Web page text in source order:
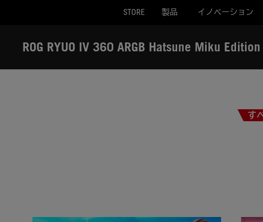
STORE 製品 イノベーション
ROG RYUO IV 360 ARGB Hatsune Miku Edition
レ
す